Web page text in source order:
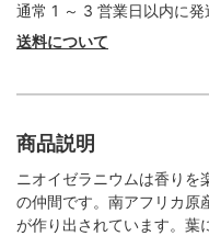
通常 1 ～ 3 営業日以内に発
送料について
商品説明
ニオイゼラニウムは香りを
の仲間です。南アフリカ原
が作り出されています。葉